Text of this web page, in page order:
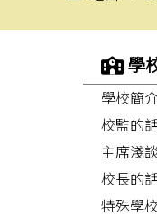
學
學校簡
校監的
主席淺談
校長的
特殊學